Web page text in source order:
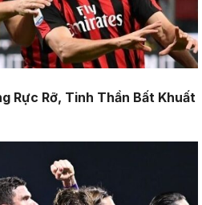
Rực Rỡ, Tinh Thần Bất Khuất